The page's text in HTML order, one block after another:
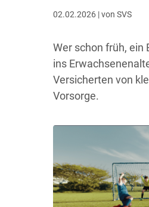
02.02.2026 | von SVS
Wer schon früh,
ins
Versicherten von
Vorsorge.